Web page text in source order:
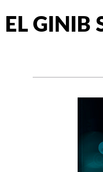
EL GINIB